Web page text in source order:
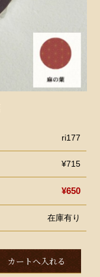
ri177
¥715
¥650
在庫有り